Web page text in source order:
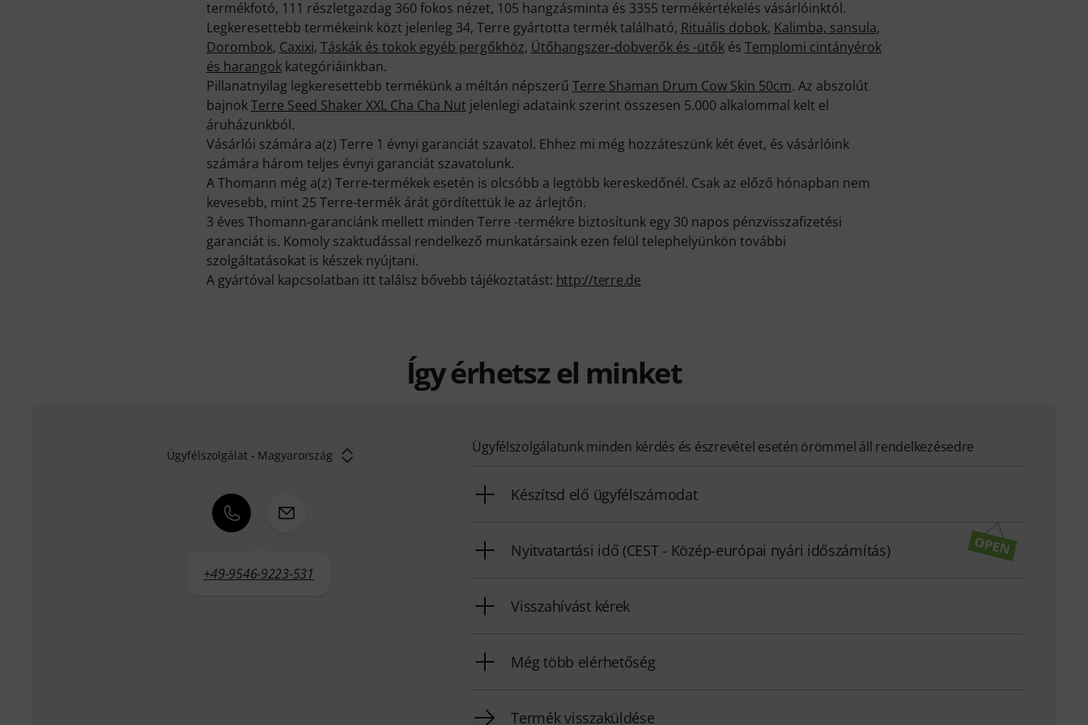
termékfotó, 111 részletgazdag 360 fokos nézet, 105 hangzásminta és 3355 termékértékelés vásárlóinktól.
Legkeresettebb termékeink közt jelenleg 34, Terre gyártotta termék található, Rituális dobok, Kalimba, sansula,
Dorombok, Caxixi, Táskák és tokok egyéb pergőkhöz, Ütőhangszer-dobverők és -ütőkés Templomi cintányérok
és harangokkategóriáinkban.
Pillanatnyilag legkeresettebb termékünk a méltán népszerű Terre Shaman Drum Cow Skin 50cm. Az abszolút
bajnokTerre Seed Shaker XXL Cha Cha Nut jelenlegi adataink szerint összesen 5.000 alkalommal kelt el
áruházunkból.
Vásárlói számára a(z) Terre 1 évnyi garanciát szavatol. Ehhez mi még hozzáteszünk két évet, és vásárlóink
számára három teljes évnyi garanciát szavatolunk.
A Thomann még a(z) Terre-termékek esetén is olcsóbb a legtöbb kereskedőnél. Csak az előző hónapban nem
kevesebb, mint 25 Terre-termék árát gördítettük le az árlejtőn.
3 éves Thomann-garanciánk mellett minden Terre -termékre biztosítunk egy 30 napos pénzvisszafizetési
garanciát is. Komoly szaktudással rendelkező munkatársaink ezen felül telephelyünkön további
szolgáltatásokat is készek nyújtani.
A gyártóval kapcsolatban itt találsz bővebb tájékoztatást: http://terre.de
Így érhetsz el minket
Ügyfélszolgálat - Magyarország
+49-9546-9223-531
Ügyfélszolgálatunk minden kérdés és észrevétel esetén örömmel áll rendelkezésedre
Készítsd elő ügyfélszámodat
Nyitvatartási idő (CEST - Közép-európai nyári időszámítás)
Visszahívást kérek
Még több elérhetőség
Termék visszaküldése